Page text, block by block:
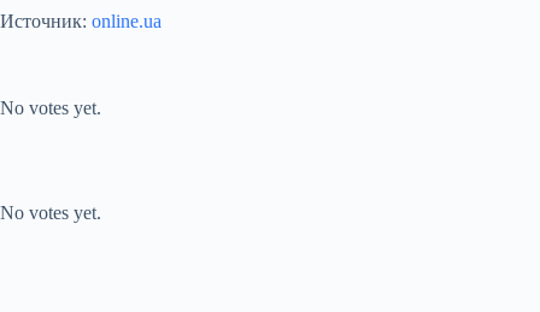
Источник: online.ua
No votes yet.
No votes yet.